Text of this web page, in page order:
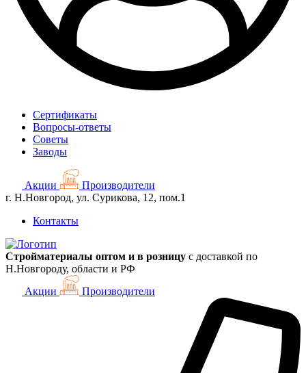
Сертификаты
Вопросы-ответы
Советы
Заводы
Акции
Производители
г. Н.Новгород, ул. Сурикова, 12, пом.1
Контакты
Стройматериалы оптом и в розницу с доставкой по
Н.Новгороду, области и РФ
Акции
Производители